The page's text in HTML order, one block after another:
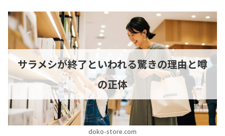
doko-store.com
サラメシが終了といわれる驚きの理由と噂
の正体